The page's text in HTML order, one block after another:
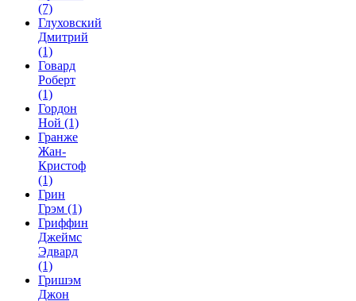
(7)
Глуховский
Дмитрий
(1)
Говард
Роберт
(1)
Гордон
Ной (1)
Гранже
Жан-
Кристоф
(1)
Грин
Грэм (1)
Гриффин
Джеймс
Эдвард
(1)
Гришэм
Джон